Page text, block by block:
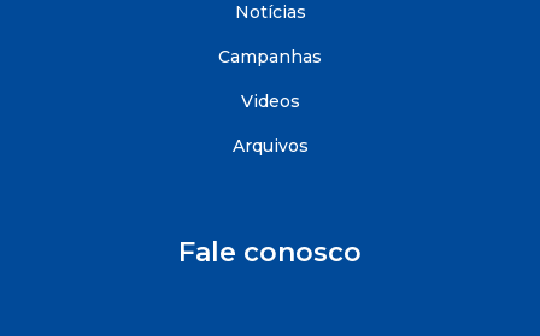
Notícias
Campanhas
Videos
Arquivos
Fale conosco